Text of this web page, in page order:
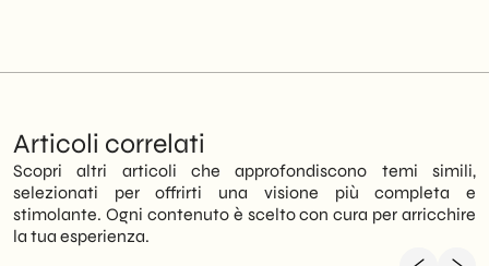
Articoli correlati
Scopri altri articoli che approfondiscono temi simili,
selezionati per offrirti una visione più completa e
stimolante. Ogni contenuto è scelto con cura per arricchire
la tua esperienza.